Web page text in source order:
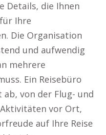
Details, die Ihnen
Ihre
Die Organisation
und aufwendig
mehrere
Ein Reisebüro
von der Flug- und
vor Ort,
auf Ihre Reise